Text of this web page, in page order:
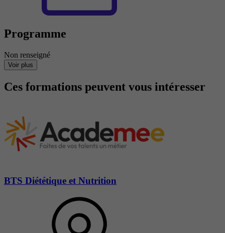
Programme
Non renseigné
Voir plus
Ces formations peuvent vous intéresser
BTS Diététique et Nutrition